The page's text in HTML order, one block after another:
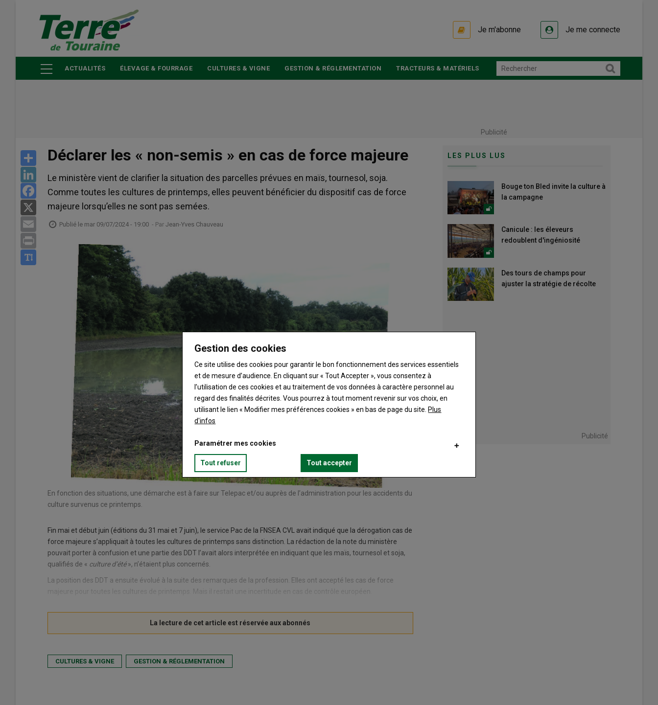
principal
Je m'abonne Je me connecte
ACTUALITÉS ÉLEVAGE & FOURRAGE CULTURES & VIGNE GESTION & RÉGLEMENTATION TRACTEURS & MATÉRIELS
Publicité
Share
LinkedIn
Facebook
Email
Déclarer les « non-semis » en cas de force majeure
Le ministère vient de clarifier la situation des parcelles prévues en maïs, tournesol, soja.
Comme toutes les cultures de printemps, elles peuvent bénéficier du dispositif cas de force
majeure lorsqu’elles ne sont pas semées.
Publié le mar 09/07/2024 - 19:00 - Par Jean-Yves Chauveau
En fonction des situations, une démarche est à faire sur Telepac et/ou auprès de l’administration pour les accidents du
culture survenus ce printemps.
Fin mai et début juin (éditions du 31 mai et 7 juin), le service Pac de la FNSEA CVL avait indiqué que la dérogation cas de
force majeure s’appliquait à toutes les cultures de printemps sans distinction. La rédaction de la note du ministère
pouvait porter à confusion et une partie des DDT l’avait alors interprétée en indiquant que les maïs, tournesol et soja,
qualifiés de « culture d’été», n’étaient plus concernés.
La position des DDT a ensuite évolué à la suite des remarques de la profession. Elles ont accepté les cas de force
majeure pour toutes les cultures de printemps. Mais il restait une incertitude en cas de contrôle européen.
CULTURES & VIGNE GESTION & RÉGLEMENTATION
LES PLUS LUS
Bouge ton Bled invite la culture à
la campagne
Canicule : les éleveurs
redoublent d'ingéniosité
Des tours de champs pour
ajuster la stratégie de récolte
Publicité
Gestion des cookies
Ce site utilise des cookies pour garantir le bon fonctionnement des services essentiels
et de mesure d’audience. En cliquant sur « Tout Accepter », vous consentez à
l’utilisation de ces cookies et au traitement de vos données à caractère personnel au
regard des finalités décrites. Vous pourrez à tout moment revenir sur vos choix, en
utilisant le lien « Modifier mes préférences cookies » en bas de page du site. Plus
d'infos
Paramétrer mes cookies
Tout refuser Tout accepter